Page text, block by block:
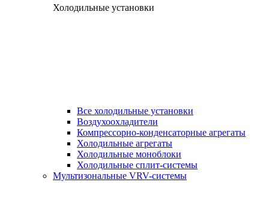
Холодильные установки
Все холодильные установки
Воздухоохладители
Компрессорно-конденсаторные агрегаты
Холодильные агрегаты
Холодильные моноблоки
Холодильные сплит-системы
Мультизональные VRV-системы